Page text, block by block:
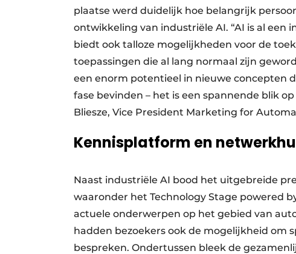
plaatse werd duidelijk hoe belangrijk
ontwikkeling van industriële AI. “AI is al een
biedt ook talloze mogelijkheden voor de
toepassingen die al lang normaal zijn
een enorm potentieel in nieuwe concepten
fase bevinden – het is een spannende blik
Bliesze, Vice President Marketing for
Kennisplatform en
Naast industriële AI bood het uitgebreide
waaronder het Technology Stage powered
actuele onderwerpen op het gebied van
hadden bezoekers ook de mogelijkheid om
bespreken. Ondertussen bleek de